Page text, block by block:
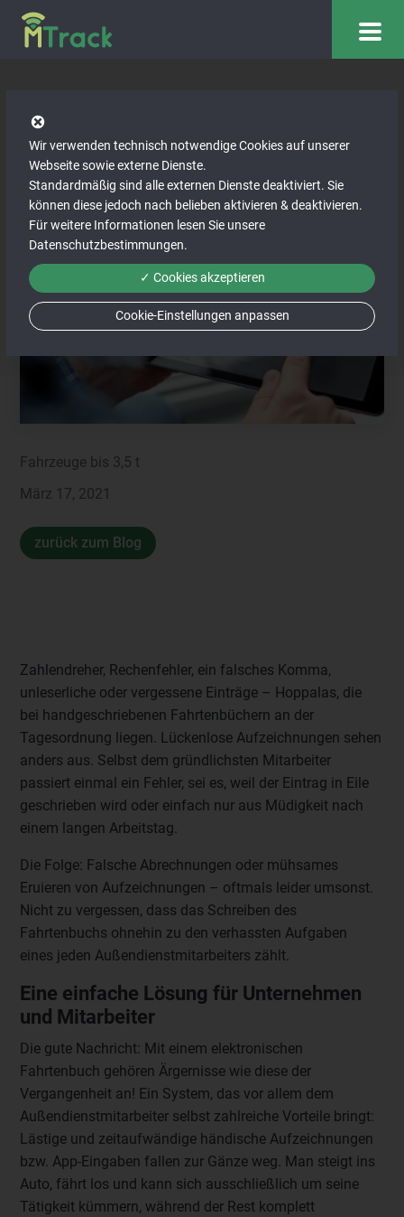
Lückenlose Aufzeichnungen
dank elektronischem
Fahrtenbuch
Fahrzeuge bis 3,5 t
März 17, 2021
zurück zum Blog
Zahlendreher, Rechenfehler, ein falsches Komma,
unleserliche oder vergessene Einträge – Hoppalas, die
bei handgeschriebenen Fahrtenbüchern an der
Tagesordnung liegen. Lückenlose Aufzeichnungen sehen
anders aus. Selbst dem gründlichsten Mitarbeiter
passiert einmal ein Fehler, sei es, weil der Eintrag in Eile
geschrieben wird oder einfach nur aus Müdigkeit nach
einem langen Arbeitstag.
Die Folge: Falsche Abrechnungen oder mühsames
Eruieren von Aufzeichnungen – oftmals leider umsonst.
Nicht zu vergessen, dass das Schreiben des
Fahrtenbuchs ohnehin zu den verhassten Aufgaben
eines jeden Außendienstmitarbeiters zählt.
Eine einfache Lösung für Unternehmen
und Mitarbeiter
Die gute Nachricht: Mit einem elektronischen
Fahrtenbuch gehören Ärgernisse wie diese der
Vergangenheit an! Ein System, das vor allem dem
Außendienstmitarbeiter selbst zahlreiche Vorteile bringt:
Lästige und zeitaufwändige händische Aufzeichnungen
bzw. App-Eingaben fallen zur Gänze weg. Man steigt ins
Auto, fährt los und kann sich ausschließlich um seine
Tätigkeit kümmern, während der Rest komplett
Wir verwenden technisch notwendige Cookies auf unserer
Webseite sowie externe Dienste.
Standardmäßig sind alle externen Dienste deaktiviert. Sie
können diese jedoch nach belieben aktivieren & deaktivieren.
Für weitere Informationen lesen Sie unsere
Datenschutzbestimmungen.
✓ Cookies akzeptieren
Cookie-Einstellungen anpassen